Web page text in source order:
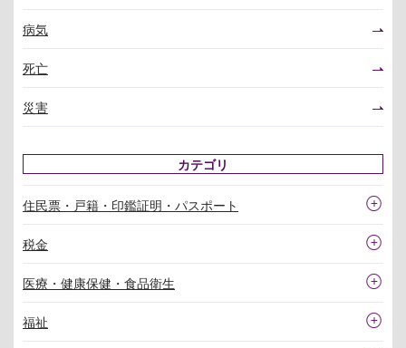
病気
死亡
災害
カテゴリ
住民票・戸籍・印鑑証明・パスポート
税金
医療・健康保健・食品衛生
福祉